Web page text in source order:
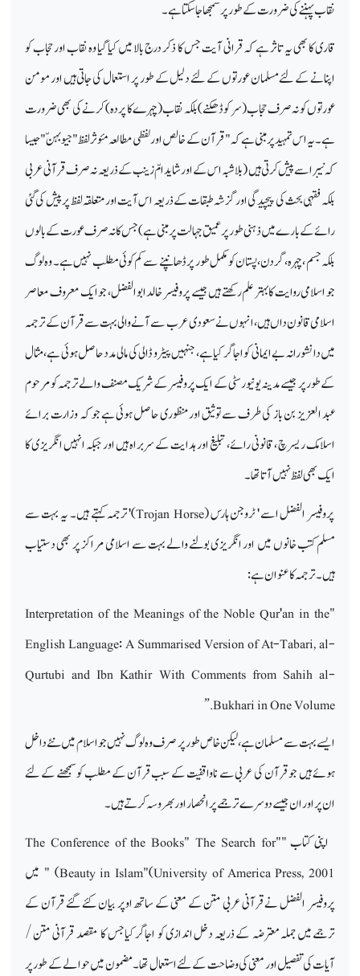
نقاب پہننے کی ضرورت کے طور پر سمجھا جا سکتا ہے۔
قاری کا بھی یہ تاثر ہے کہ قرانی آیت جس کا ذکر درج بالا میں کیا گیا وہ نقاب اور حجاب کو
اپنانے کے لئے مسلمان عورتوں کے لئے دلیل کے طور پر استعمال کی جاتی ہیں اور مومن
عورتوں کو نہ صرف حجاب (سر کو ڈھکنے) بلکہ نقاب (چہرے کا پردہ) کرنے کی بھی ضرورت
ہے۔ یہ اس تمہید پر مبنی ہے کہ "قرآن کے خالص اور لفظی مطالعہ مئوثر لفظ " جیوبہنّ " جیسا
کہ نیبر اسے پیش کرتی ہیں (بلاشبہ اس کے اور شاید امّ زینب کے ذریعہ نہ صرف قرآنی عربی
بلکہ فقہی بحث کی پیچیدگی اور گزشہ طبقات کے ذریعہ اس آیت اور متعلقہ لفظ پر پیش کی گئی
رائے کے بارے میں ذہنی طور پر عمیق جہالت پر مبنی ہے) جس کا نہ صرف عورت کے بالوں
بلکہ جسم ، چہرہ، گردن ، پستان کو مکمل طور پر ڈھانپنے سے کم کوئی مطلب نہیں ہے۔ وہ لوگ
جو اسلامی روایت کا بہتر علم رکھتے ہیں جیسے پروفیسر خالد ابوالفضل، جو ایک معروف معاصر
اسلامی قانون داں ہیں، انہوں نے سعودی عرب سے آنے والی بہت سے قرآن کے ترجمہ
میں دانشورانہ بے ایمانی کو اجاگر کیا ہے، جنہیں پیٹرو ڈالی کی مالی مدد حاصل ہوئی ہے، مثال
کے طور پر جیسے مدینہ یونیورسٹی کے ایک پروفیسر کے شریک مصنف والے ترجمہ کو مرحوم
عبد العزیز بن باز کی طرف سے توثیق اور منظوری حاصل ہوئی ہے جو کہ وزارت برائے
اسلامک ریسرچ ، قانونی رائے، تبلیغ اور ہدایت کے سربراہ ہیں اور جبکہ انہیں انگریزی کا
ایک بھی لفظ نہیں آتا تھا۔
پروفیسر الفضل اسے ' ٹروجن ہارس (Trojan Horse)' ترجمہ کہتے ہیں۔ یہ بہت سے
مسلم کتب خانوں میں اور انگریزی بولنے والے بہت سے اسلامی مراکز پر بھی دستیاب
ہیں۔ ترجمہ کا عنوان ہے:
"
Interpretation of the Meanings of the Noble Qur'an in the
English Language: A Summarised Version of At-Tabari, al-
Qurtubi and Ibn Kathir With Comments from Sahih al-
Bukhari in One Volume
.”
ایسے بہت سے مسلمان ہے، لیکن خاص طور پر صرف وہ لوگ نہیں جو اسلام میں نئے داخل
ہوئے ہیں جوقرآن کی عربی سے ناواقفیت کے سبب قرآن کے مطلب کو سمجھنے کے لئے
ان پر اور ان جیسے دوسرے ترجمے پر انحصار اور بھروسہ کرتے ہیں۔
اپنی کتاب ""The Conference of the Books" The Search for
Beauty in Islam"(University of America Press, 2001) " میں
پروفیسر الفضل نےقرآنی عربی متن کے معنی کے ساتھ اوپر بیان کئے گئے قرآن کے
ترجمے میں جملہ معترضہ کے ذریعہ دخل اندازی کو اجاگر کیاجس کا مقصد قرآنی متن /
آیات کی تفصیل اور معنی کی وضاحت کے لئے استعمال تھا۔ مضمون میں حوالے کے طور پر